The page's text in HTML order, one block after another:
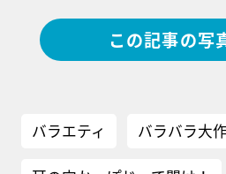
この記事の写
バラエティ バラバラ大